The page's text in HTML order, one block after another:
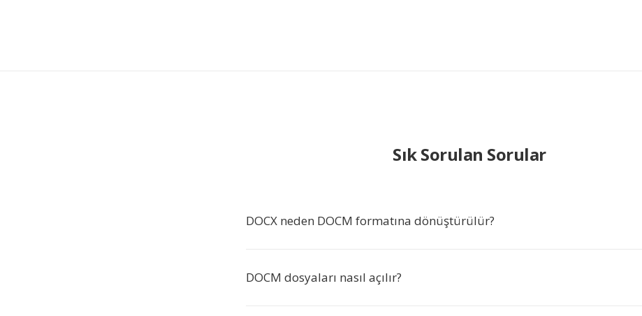
Sık Sorulan Sorular
DOCX neden DOCM formatına dönüştürülür?
DOCM dosyaları nasıl açılır?